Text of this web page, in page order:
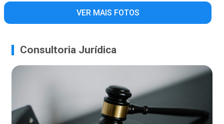
VER MAIS FOTOS
Consultoria Jurídica